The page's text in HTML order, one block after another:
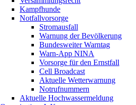
Kampfhunde
Notfallvorsorge
Stromausfall
Warnung der Bevölkerung
Bundesweiter Warntag
Warn-App NINA
Vorsorge für den Ernstfall
Cell Broadcast
Aktuelle Wetterwarnung
Notrufnummern
Aktuelle Hochwassermeldung